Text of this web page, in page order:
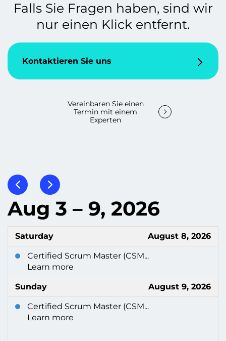
Falls Sie Fragen haben, sind wir
nur einen Klick entfernt.
Kontaktieren Sie uns
Vereinbaren Sie einen
Termin mit einem
Experten
Aug 3 – 9, 2026
Saturday August 8, 2026
Certified Scrum Master (CSM...
Learn more
Sunday August 9, 2026
Certified Scrum Master (CSM...
Learn more